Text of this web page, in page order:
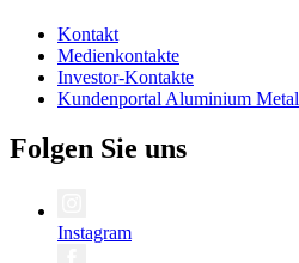
Kontakt
Medienkontakte
Investor-Kontakte
Kundenportal Aluminium Metal
Folgen Sie uns
Instagram